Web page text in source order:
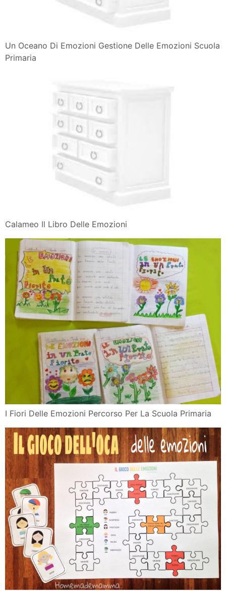
Un Oceano Di Emozioni Gestione Delle Emozioni Scuola
Primaria
Calameo Il Libro Delle Emozioni
I Fiori Delle Emozioni Percorso Per La Scuola Primaria